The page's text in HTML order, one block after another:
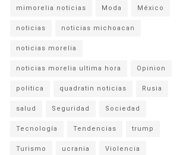
mimorelia noticias Moda México
noticias noticias michoacan
noticias morelia
noticias morelia ultima hora Opinion
politica quadratin noticias Rusia
salud Seguridad Sociedad
Tecnología Tendencias trump
Turismo ucrania Violencia